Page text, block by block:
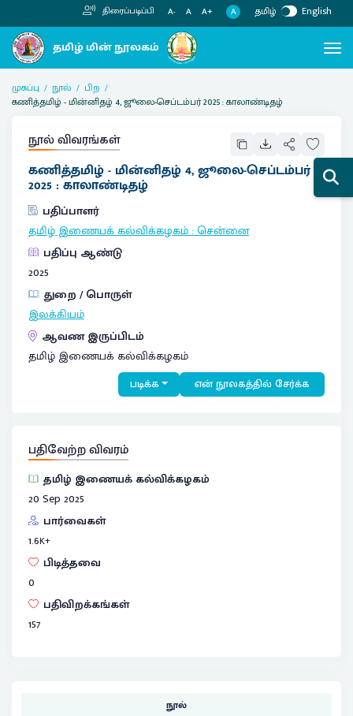
திரைப்படிப்பி A- A A+ A தமிழ் English
முகப்பு நூல்
பிற
கணித்தமிழ் - மின்னிதழ் 4, ஜூலை-செப்டம்பர் 2025 : காலாண்டிதழ்
நூல் விவரங்கள்
கணித்தமிழ் - மின்னிதழ் 4, ஜூலை-செப்டம்பர்
2025 : காலாண்டிதழ்
பதிப்பாளர்
தமிழ் இணையக் கல்விக்கழகம்:சென்னை
பதிப்பு ஆண்டு
2025
துறை / பொருள்
இலக்கியம்
ஆவண இருப்பிடம்
தமிழ் இணையக் கல்விக்கழகம்
படிக்க என் நூலகத்தில் சேர்க்க
பதிவேற்ற விவரம்
தமிழ் இணையக் கல்விக்கழகம்
20 Sep 2025
பார்வைகள்
1.6K+
பிடித்தவை
0
பதிவிறக்கங்கள்
157
நூல்